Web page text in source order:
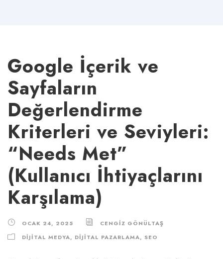
Google İçerik ve
Sayfaların
Değerlendirme
Kriterleri ve Seviyleri:
“Needs Met”
(Kullanıcı İhtiyaçlarını
Karşılama)
OCAK 24, 2025
CENGIZ GÖNÜLTAŞ
DIJITAL MEDYA, DIJITAL PAZARLAMA, SEO